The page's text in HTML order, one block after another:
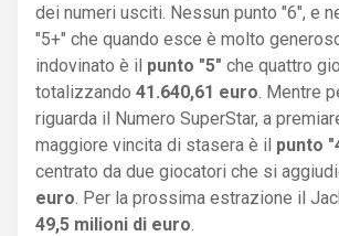
dei numeri usciti. Nessun punto "6", e
"5+" che quando esce è molto
indovinato è il punto "5" che quattro
totalizzando 41.640,61 euro . Mentre
riguarda il Numero SuperStar, a
maggiore vincita di stasera è il punto
centrato da due giocatori che si
euro . Per la prossima estrazione il
49,5 milioni di euro